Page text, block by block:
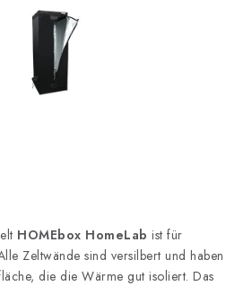
Kaufberatung
Impressum
HOMEbox HomeLab ist für
Zeltwände sind versilbert und haben
die die Wärme gut isoliert. Das